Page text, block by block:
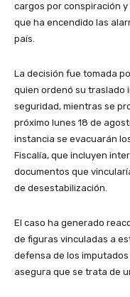
cargos por conspiración
que ha encendido las
país.
La decisión fue tomada
quien ordenó su traslado
seguridad, mientras se
próximo lunes 18 de
instancia se evacuarán
Fiscalía, que incluyen
documentos que
de desestabilización.
El caso ha generado
de figuras vinculadas a
defensa de los
asegura que se trata de